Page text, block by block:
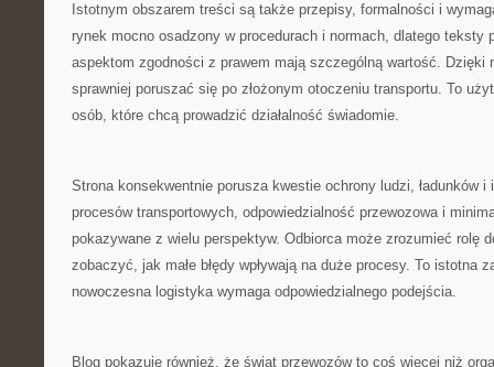
Istotnym obszarem treści są także przepisy, formalności i
rynek mocno osadzony w procedurach i normach, dlatego teksty
aspektom zgodności z prawem mają szczególną wartość. Dzięki
sprawniej poruszać się po złożonym otoczeniu transportu. To
osób, które chcą prowadzić działalność świadomie.
Strona konsekwentnie porusza kwestie ochrony ludzi, ładunków i
procesów transportowych, odpowiedzialność przewozowa i
pokazywane z wielu perspektyw. Odbiorca może zrozumieć rolę
zobaczyć, jak małe błędy wpływają na duże procesy. To istotna
nowoczesna logistyka wymaga odpowiedzialnego podejścia.
Blog pokazuje również, że świat przewozów to coś więcej niż